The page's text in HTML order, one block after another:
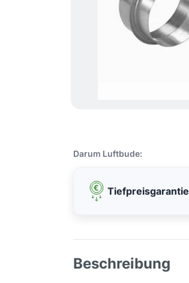
Darum Luftbude:
Tiefpreisgarantie
Beschreibung